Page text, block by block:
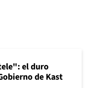
el duro
de Kast